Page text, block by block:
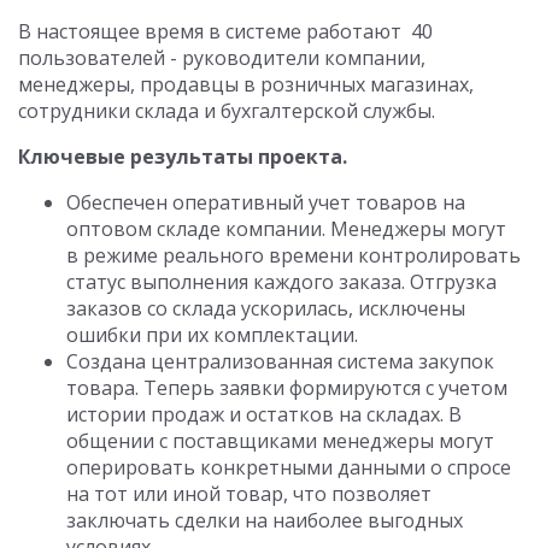
В настоящее время в системе работают 40
пользователей - руководители компании,
менеджеры, продавцы в розничных магазинах,
сотрудники склада и бухгалтерской службы.
Ключевые результаты проекта.
Обеспечен оперативный учет товаров на
оптовом складе компании. Менеджеры могут
в режиме реального времени контролировать
статус выполнения каждого заказа. Отгрузка
заказов со склада ускорилась, исключены
ошибки при их комплектации.
Создана централизованная система закупок
товара. Теперь заявки формируются с учетом
истории продаж и остатков на складах. В
общении с поставщиками менеджеры могут
оперировать конкретными данными о спросе
на тот или иной товар, что позволяет
заключать сделки на наиболее выгодных